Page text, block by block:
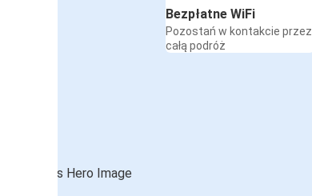
Bezpłatne WiFi
Pozostań w kontakcie przez
całą podróż